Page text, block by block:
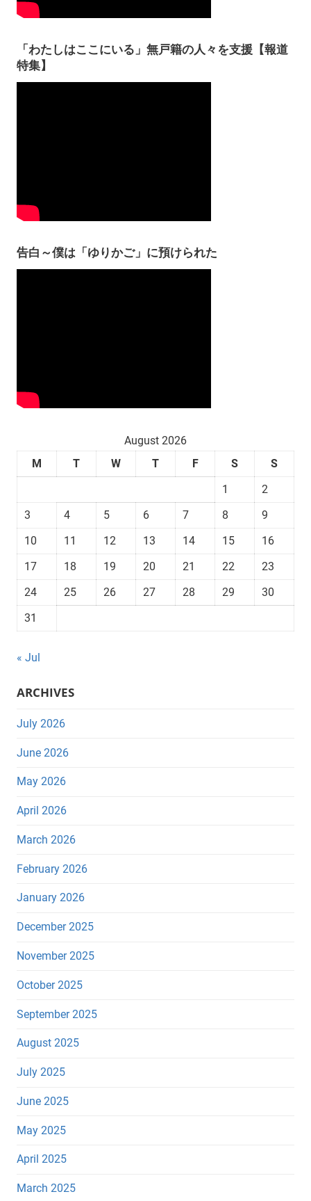
「わたしはここにいる」無戸籍の人々を支援【報道
特集】
告白～僕は「ゆりかご」に預けられた
August 2026
M
T W T F S
S
1
2
3
4 5 6 7 8
9
10
11 12 13 14 15
16
17
18 19 20 21 22
23
24
25 26 27 28 29
30
31
« Jul
ARCHIVES
July 2026
June 2026
May 2026
April 2026
March 2026
February 2026
January 2026
December 2025
November 2025
October 2025
September 2025
August 2025
July 2025
June 2025
May 2025
April 2025
March 2025